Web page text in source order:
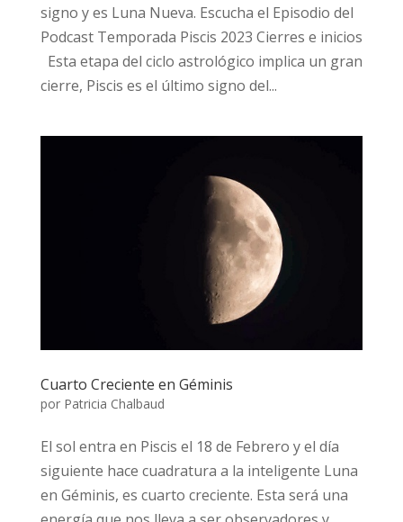
signo y es Luna Nueva. Escucha el Episodio del
Podcast Temporada Piscis 2023 Cierres e inicios
Esta etapa del ciclo astrológico implica un gran
cierre, Piscis es el último signo del...
Cuarto Creciente en Géminis
por Patricia Chalbaud
El sol entra en Piscis el 18 de Febrero y el día
siguiente hace cuadratura a la inteligente Luna
en Géminis, es cuarto creciente. Esta será una